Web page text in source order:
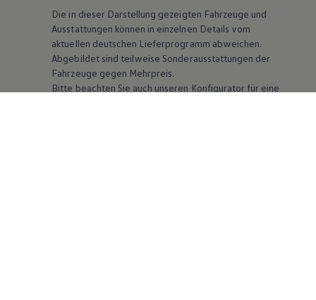
Die in dieser Darstellung gezeigten Fahrzeuge und
Ausstattungen können in einzelnen Details vom
aktuellen deutschen Lieferprogramm abweichen.
Abgebildet sind teilweise Sonderausstattungen der
Fahrzeuge gegen Mehrpreis.
Bitte beachten Sie auch unseren Konfigurator für eine